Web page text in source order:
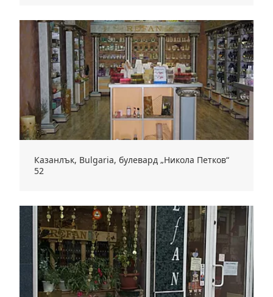
Казанлък, Bulgaria, булевард „Никола Петков“
52